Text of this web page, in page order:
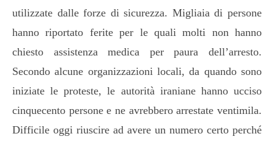
utilizzate dalle forze di sicurezza. Migliaia di persone
hanno riportato ferite per le quali molti non hanno
chiesto assistenza medica per paura dell’arresto.
Secondo alcune organizzazioni locali, da quando sono
iniziate le proteste, le autorità iraniane hanno ucciso
cinquecento persone e ne avrebbero arrestate ventimila.
Difficile oggi riuscire ad avere un numero certo perché